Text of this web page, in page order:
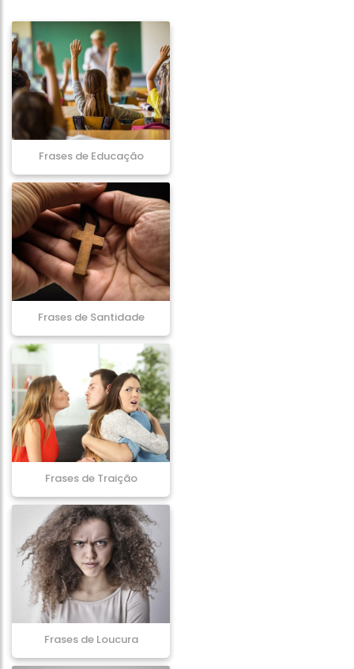
Frases de Educação
Frases de Santidade
Frases de Traição
Frases de Loucura